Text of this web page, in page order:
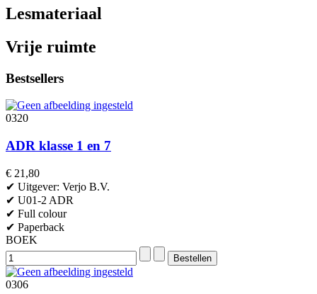
Lesmateriaal
Vrije ruimte
Bestsellers
0320
ADR klasse 1 en 7
€ 21,80
✔ Uitgever: Verjo B.V.
✔ U01-2 ADR
✔ Full colour
✔ Paperback
BOEK
0306